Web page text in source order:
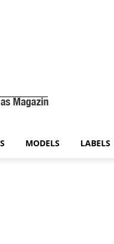
MODELS LABELS